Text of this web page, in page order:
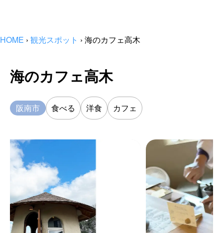
HOME › 観光スポット › 海のカフェ高木
海のカフェ高木
阪南市 食べる 洋食 カフェ